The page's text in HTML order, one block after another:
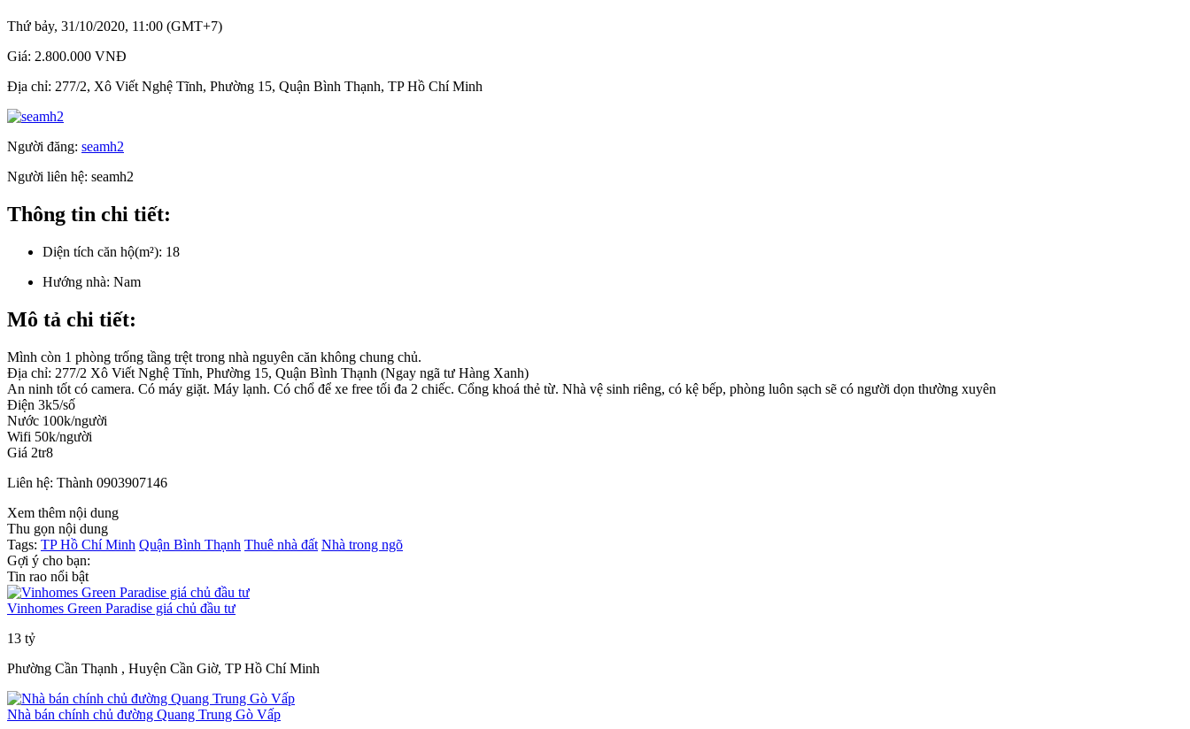
Thứ bảy, 31/10/2020, 11:00 (GMT+7)
Giá: 2.800.000 VNĐ
Địa chỉ: 277/2, Xô Viết Nghệ Tĩnh, Phường 15, Quận Bình Thạnh, TP Hồ Chí Minh
Người đăng: seamh2
Người liên hệ: seamh2
Thông tin chi tiết:
Diện tích căn hộ(m²): 18
Hướng nhà: Nam
Mô tả chi tiết:
Mình còn 1 phòng trống tầng trệt trong nhà nguyên căn không chung chủ.
Địa chỉ: 277/2 Xô Viết Nghệ Tĩnh, Phường 15, Quận Bình Thạnh (Ngay ngã tư Hàng Xanh)
An ninh tốt có camera. Có máy giặt. Máy lạnh. Có chổ để xe free tối đa 2 chiếc. Cổng khoá thẻ từ. Nhà vệ sinh riêng, có kệ bếp, phòng luôn sạch sẽ có người dọn thường xuyên
Điện 3k5/số
Nước 100k/người
Wifi 50k/người
Giá 2tr8
Liên hệ: Thành 0903907146
Xem thêm nội dung
Thu gọn nội dung
Tags: TP Hồ Chí Minh Quận Bình Thạnh Thuê nhà đất Nhà trong ngõ
Gợi ý cho bạn:
Tin rao nổi bật
Vinhomes Green Paradise giá chủ đầu tư
13 tỷ
Phường Cần Thạnh , Huyện Cần Giờ, TP Hồ Chí Minh
Nhà bán chính chủ đường Quang Trung Gò Vấp